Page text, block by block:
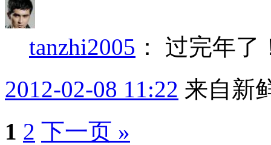
tanzhi2005 ： 过完年了
2012-02-08 11:22 来自新
1 2 下一页 »